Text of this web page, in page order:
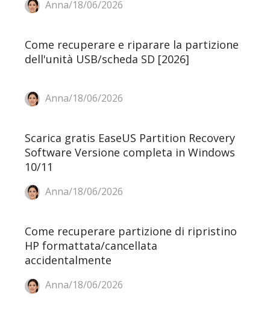
Anna/18/06/2026
Come recuperare e riparare la partizione
dell'unità USB/scheda SD [2026]
Anna/18/06/2026
Scarica gratis EaseUS Partition Recovery
Software Versione completa in Windows
10/11
Anna/18/06/2026
Come recuperare partizione di ripristino
HP formattata/cancellata
accidentalmente
Anna/18/06/2026